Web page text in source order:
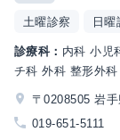
土曜診察 日曜
診療科： 内科 小児
チ科 外科 整形外
〒0208505 岩
019-651-5111